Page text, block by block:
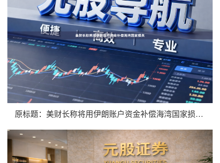
原标题：美财长称将用伊朗账户资金补偿海湾国家损失 △美国财政